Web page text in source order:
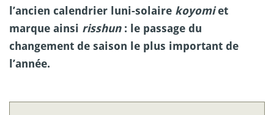
l’ancien calendrier luni-solaire koyomiet
marque ainsi risshun: le passage du
changement de saison le plus important de
l’année.